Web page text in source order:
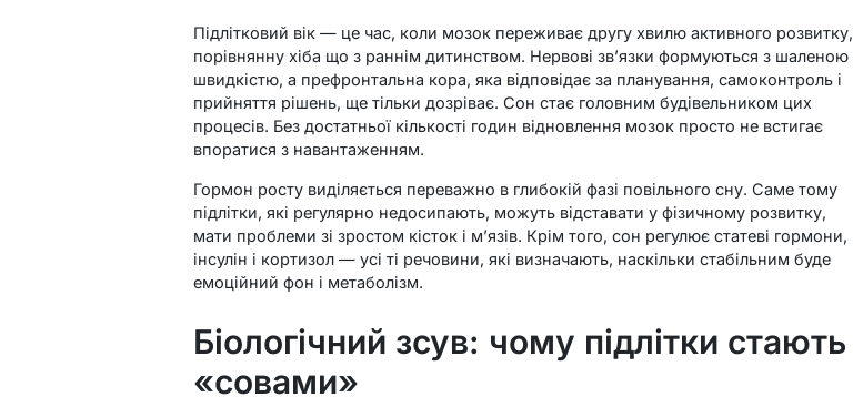
Підлітковий вік — це час, коли мозок переживає другу хвилю активного розвитку,
порівнянну хіба що з раннім дитинством. Нервові зв’язки формуються з шаленою
швидкістю, а префронтальна кора, яка відповідає за планування, самоконтроль і
прийняття рішень, ще тільки дозріває. Сон стає головним будівельником цих
процесів. Без достатньої кількості годин відновлення мозок просто не встигає
впоратися з навантаженням.
Гормон росту виділяється переважно в глибокій фазі повільного сну. Саме тому
підлітки, які регулярно недосипають, можуть відставати у фізичному розвитку,
мати проблеми зі зростом кісток і м’язів. Крім того, сон регулює статеві гормони,
інсулін і кортизол — усі ті речовини, які визначають, наскільки стабільним буде
емоційний фон і метаболізм.
Біологічний зсув: чому підлітки стають
«совами»